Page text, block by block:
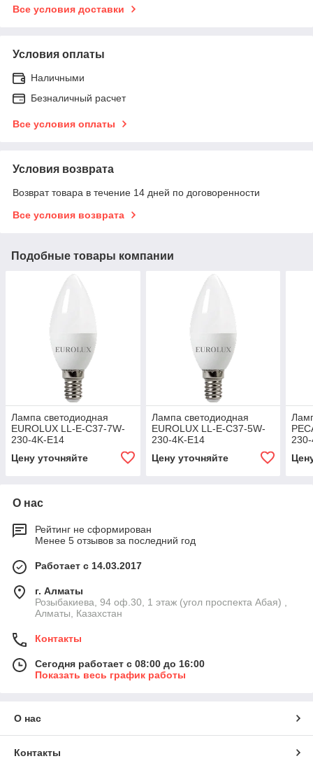
Все условия доставки
Условия оплаты
Наличными
Безналичный расчет
Все условия оплаты
Условия возврата
Возврат товара в течение 14 дней по договоренности
Все условия возврата
Подобные товары компании
Лампа светодиодная
EUROLUX LL-E-C37-7W-
230-4K-E14
Цену уточняйте
Лампа светодиодная
EUROLUX LL-E-C37-5W-
230-4K-E14
Цену уточняйте
О нас
Рейтинг не сформирован
Менее 5 отзывов за последний год
Работает с 14.03.2017
г. Алматы
Розыбакиева, 94 оф.30, 1 этаж (угол проспекта Абая) ,
Алматы, Казахстан
Контакты
Сегодня работает с 08:00 до 16:00
Показать весь график работы
О нас
Контакты